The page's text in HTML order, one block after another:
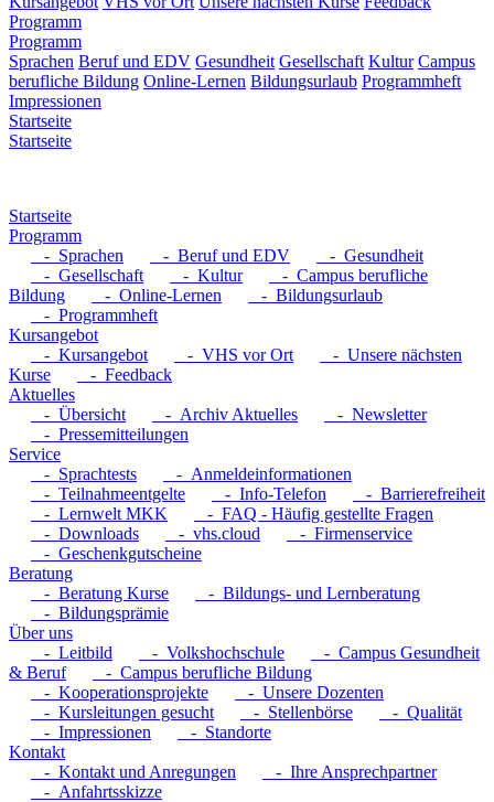
Programm
Programm
Sprachen Beruf und EDV Gesundheit Gesellschaft Kultur Campus
berufliche Bildung Online-Lernen Bildungsurlaub Programmheft
Impressionen
Startseite
Startseite
Startseite
Programm
- Sprachen
- Beruf und EDV
- Gesundheit
- Gesellschaft
- Kultur
- Campus berufliche
Bildung
- Online-Lernen
- Bildungsurlaub
- Programmheft
Kursangebot
- Kursangebot
- VHS vor Ort
- Unsere nächsten
Kurse
- Feedback
Aktuelles
- Übersicht
- Archiv Aktuelles
- Newsletter
- Pressemitteilungen
Service
- Sprachtests
- Anmeldeinformationen
- Teilnahmeentgelte
- Info-Telefon
- Barrierefreiheit
- Lernwelt MKK
- FAQ - Häufig gestellte Fragen
- Downloads
- vhs.cloud
- Firmenservice
- Geschenkgutscheine
Beratung
- Beratung Kurse
- Bildungs- und Lernberatung
- Bildungsprämie
Über uns
- Leitbild
- Volkshochschule
- Campus Gesundheit
& Beruf
- Campus berufliche Bildung
- Kooperationsprojekte
- Unsere Dozenten
- Kursleitungen gesucht
- Stellenbörse
- Qualität
- Impressionen
- Standorte
Kontakt
- Kontakt und Anregungen
- Ihre Ansprechpartner
- Anfahrtsskizze